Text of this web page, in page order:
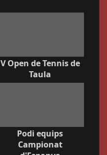
V Open de Tennis de
Taula
Podi equips
Campionat